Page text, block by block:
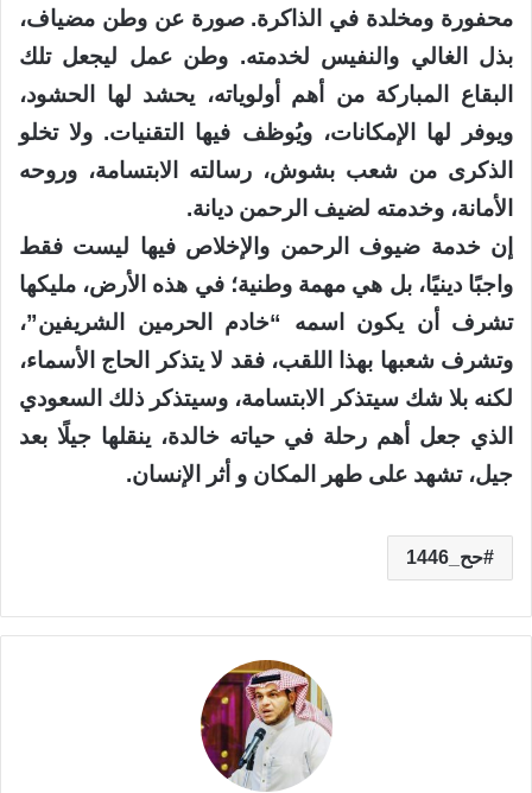
محفورة ومخلدة في الذاكرة. صورة عن وطن مضياف،
بذل الغالي والنفيس لخدمته. وطن عمل ليجعل تلك
البقاع المباركة من أهم أولوياته، يحشد لها الحشود،
ويوفر لها الإمكانات، ويُوظف فيها التقنيات. ولا تخلو
الذكرى من شعب بشوش، رسالته الابتسامة، وروحه
الأمانة، وخدمته لضيف الرحمن ديانة.
إن خدمة ضيوف الرحمن والإخلاص فيها ليست فقط
واجبًا دينيًا، بل هي مهمة وطنية؛ في هذه الأرض، مليكها
تشرف أن يكون اسمه “خادم الحرمين الشريفين”،
وتشرف شعبها بهذا اللقب، فقد لا يتذكر الحاج الأسماء،
لكنه بلا شك سيتذكر الابتسامة، وسيتذكر ذلك السعودي
الذي جعل أهم رحلة في حياته خالدة، ينقلها جيلًا بعد
جيل، تشهد على طهر المكان و أثر الإنسان.
حح_1446